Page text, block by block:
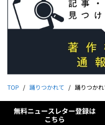
TOP 踊りつかれて 踊りつか
無料ニュースレター登録は
こちら